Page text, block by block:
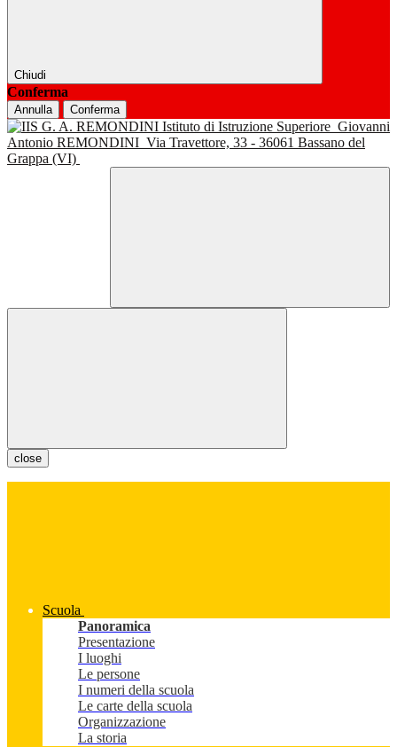
Chiudi
Conferma
Annulla Conferma
Istituto di Istruzione Superiore Giovanni
Antonio REMONDINI Via Travettore, 33 - 36061 Bassano del
Grappa (VI)
close
Scuola
Panoramica
Presentazione
I luoghi
Le persone
I numeri della scuola
Le carte della scuola
Organizzazione
La storia